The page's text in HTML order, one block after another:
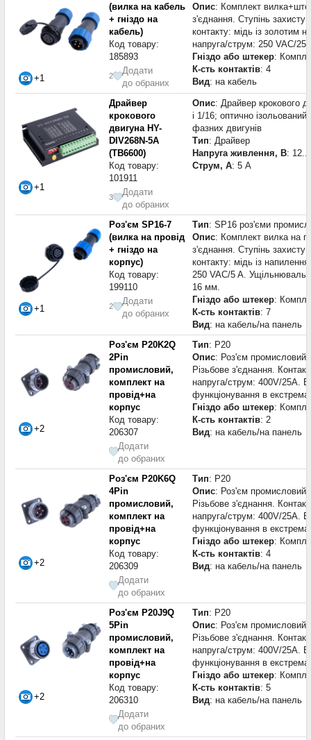
+1
(вилка на кабель
+ гніздо на
кабель)
Код товару:
185893
2
Додати
до обраних
Опис: Комплект
з'єднання. Ступінь
контакту: мідь із золотим
напруга/струм: 250 VAC/25
Гніздо або штекер:
К-сть контактів: 4
Вид: на кабель
+1
Драйвер
крокового
двигуна HY-
DIV268N-5A
(TB6600)
Код товару:
101911
3
Додати
до обраних
Опис: Драйвер крокового
і 1/16; оптично
фазних двигунів
Тип: Драйвер
Напруга живлення, В:
Струм, А: 5 А
+1
Роз'єм SP16-7
(вилка на провід
+ гніздо на
корпус)
Код товару:
199110
2
Додати
до обраних
Тип: SP16 роз'єми
Опис: Комплект вилка на
з'єднання. Ступінь
контакту: мідь із
250 VAC/5 A.
16 мм.
Гніздо або штекер:
К-сть контактів: 7
Вид: на кабель/на панель
+2
Роз'єм P20K2Q
2Pin
промисловий,
комплект на
провід+на
корпус
Код товару:
206307
Додати
до обраних
Тип: P20
Опис: Роз'єм промисловий
Різьбове з'єднання.
напруга/струм: 400V/25A.
функціонування в
Гніздо або штекер:
К-сть контактів: 2
Вид: на кабель/на панель
+2
Роз'єм P20K6Q
4Pin
промисловий,
комплект на
провід+на
корпус
Код товару:
206309
Додати
до обраних
Тип: P20
Опис: Роз'єм промисловий
Різьбове з'єднання.
напруга/струм: 400V/25A.
функціонування в
Гніздо або штекер:
К-сть контактів: 4
Вид: на кабель/на панель
+2
Роз'єм P20J9Q
5Pin
промисловий,
комплект на
провід+на
корпус
Код товару:
206310
Додати
до обраних
Тип: P20
Опис: Роз'єм промисловий
Різьбове з'єднання.
напруга/струм: 400V/25A.
функціонування в
Гніздо або штекер:
К-сть контактів: 5
Вид: на кабель/на панель